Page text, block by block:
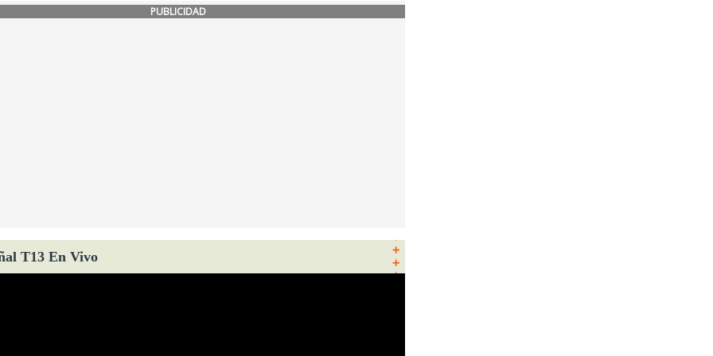
PUBLICIDAD
T13 En Vivo